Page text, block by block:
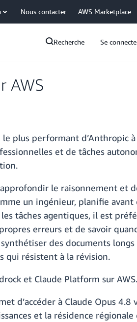
Nous contacter AWS Marketplace
Recherche Se
AWS
plus performant d’Anthropic
et de tâches
le raisonnement et
un ingénieur, planifie
tâches agentiques, il est
erreurs et de savoir
des documents longs
qui résistent à la révision.
et Claude Platform sur AWS.
d’accéder à Claude Opus
et la résidence